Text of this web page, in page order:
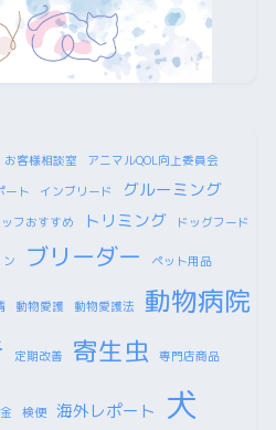
お客様相談室
アニマルQOL向上委員会
ート インブリード グルーミング
フおすすめ トリミング ドッグフード
ン ブリーダー ペット用品
動物愛護 動物愛護法 動物病院
定期改善 寄生虫 専門店商品
検便 海外レポート 犬